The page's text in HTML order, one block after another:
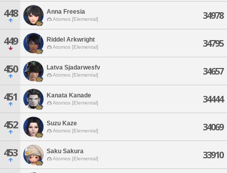
448 Anna Freesia
Atomos [Elemental] 34978
449 Riddel Arkwright
Atomos [Elemental] 34795
450 Latva Sjadarwesfv
Atomos [Elemental] 34657
451 Kanata Kanade
Atomos [Elemental] 34444
452 Suzu Kaze
Atomos [Elemental] 34069
453 Saku Sakura
Atomos [Elemental] 33910